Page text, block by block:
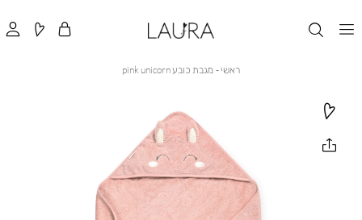
ראשי ראשי
מגבת כובע pink unicorn